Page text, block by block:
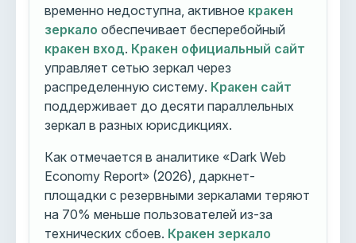
временно недоступна, активное кракен
зеркало обеспечивает бесперебойный
кракен вход. Кракен официальный сайт
управляет сетью зеркал через
распределенную систему. Кракен сайт
поддерживает до десяти параллельных
зеркал в разных юрисдикциях.
Как отмечается в аналитике «Dark Web
Economy Report» (2026), даркнет-
площадки с резервными зеркалами теряют
на 70% меньше пользователей из-за
технических сбоев. Кракен зеркало